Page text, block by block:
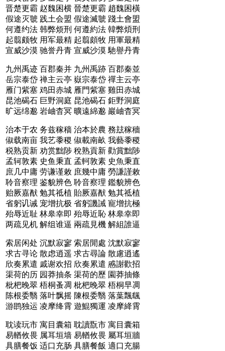
晋楚更霸 赵魏困横
假途灭虢 践土会盟
何遵约法 韩弊烦刑
起翦颇牧 用军最精
宣威沙漠 驰誉丹青
九州禹迹 百郡秦并
岳宗泰岱 禅主云亭
雁门紫塞 鸡田赤城
昆池碣石 巨野洞庭
旷远绵邈 岩岫杳冥
治本于农 务兹稼穑
俶载南亩 我艺黍稷
税熟贡新 劝赏黜陟
孟轲敦素 史鱼秉直
庶几中庸 劳谦谨敕
聆音察理 鉴貌辨色
贻厥嘉猷 勉其祗植
省躬讥诫 宠增抗极
殆辱近耻 林皋幸即
两疏见机 解组谁逼
索居闲处 沉默寂寥
求古寻论 散虑逍遥
欣奏累遣 戚谢欢招
渠荷的历 园莽抽条
枇杷晚翠 梧桐蚤凋
陈根委翳 落叶飘摇
游鹍独运 凌摩绛霄
耽读玩市 寓目囊箱
易輶攸畏 属耳垣墙
具膳餐饭 适口充肠
晉楚更霸 趙魏困橫
假途滅虢 踐土會盟
何遵約法 韓弊煩刑
起翦頗牧 用軍最精
宣威沙漠 馳譽丹青
九州禹跡 百郡秦並
嶽宗泰岱 禪主云亭
雁門紫塞 雞田赤城
昆池碣石 鉅野洞庭
曠遠綿邈 巖岫杳冥
治本於農 務玆稼穡
俶載南畝 我藝黍稷
稅熟貢新 勸賞黜陟
孟軻敦素 史魚秉直
庶幾中庸 勞謙謹敕
聆音察理 鑑貌辨色
貽厥嘉猷 勉其祗植
省躬譏誡 寵增抗極
殆辱近恥 林皋幸即
兩疏見機 解組誰逼
索居閒處 沈默寂寥
求古尋論 散慮逍遙
欣奏累遣 慼謝歡招
渠荷的歷 園莽抽條
枇杷晚翠 梧桐早凋
陳根委翳 落葉飄颻
遊鯤獨運 凌摩絳霄
耽讀翫市 寓目囊箱
易輶攸畏 屬耳垣牆
具膳餐飯 適口充腸